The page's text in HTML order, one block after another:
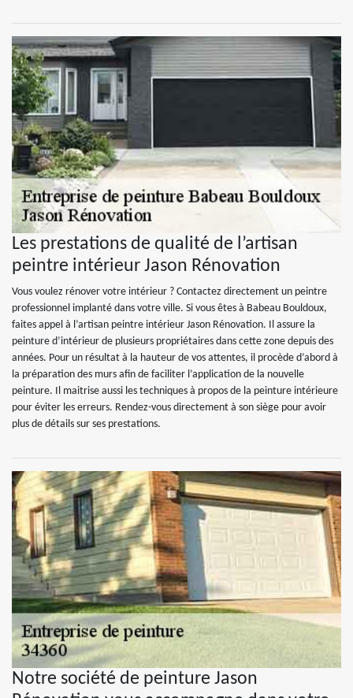
Les prestations de qualité de l’artisan
peintre intérieur Jason Rénovation
Vous voulez rénover votre intérieur ? Contactez directement un peintre
professionnel implanté dans votre ville. Si vous êtes à Babeau Bouldoux,
faites appel à l’artisan peintre intérieur Jason Rénovation. Il assure la
peinture d’intérieur de plusieurs propriétaires dans cette zone depuis des
années. Pour un résultat à la hauteur de vos attentes, il procède d’abord à
la préparation des murs afin de faciliter l’application de la nouvelle
peinture. Il maitrise aussi les techniques à propos de la peinture intérieure
pour éviter les erreurs. Rendez-vous directement à son siège pour avoir
plus de détails sur ses prestations.
Notre société de peinture Jason